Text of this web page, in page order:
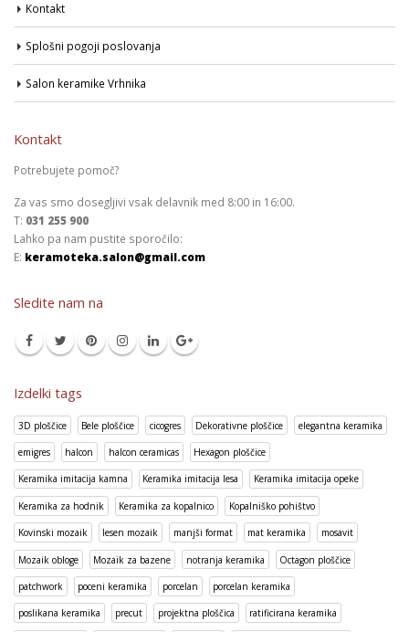
Kontakt
Splošni pogoji poslovanja
Salon keramike Vrhnika
Kontakt
Potrebujete pomoč?
Za vas smo dosegljivi vsak delavnik med 8:00 in 16:00.
T: 031 255 900
Lahko pa nam pustite sporočilo:
E: keramoteka.salon@gmail.com
Sledite nam na
Izdelki tags
3D ploščice Bele ploščice cicogres Dekorativne ploščice elegantna keramika
emigres halcon halcon ceramicas Hexagon ploščice
Keramika imitacija kamna Keramika imitacija lesa Keramika imitacija opeke
Keramika za hodnik Keramika za kopalnico Kopalniško pohištvo
Kovinski mozaik lesen mozaik manjši format mat keramika mosavit
Mozaik obloge Mozaik za bazene notranja keramika Octagon ploščice
patchwork poceni keramika porcelan porcelan keramika
poslikana keramika precut projektna ploščica ratificirana keramika